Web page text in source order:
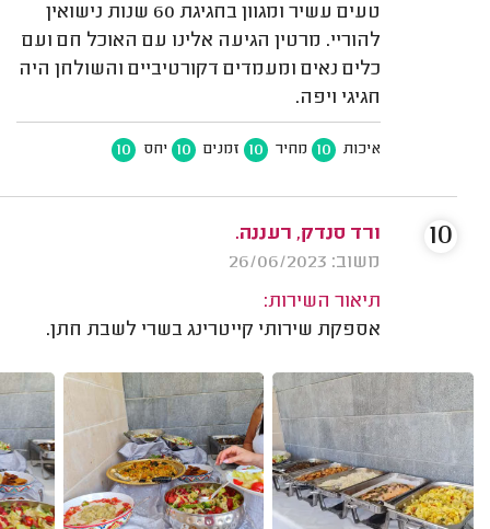
טעים עשיר ומגוון בחגיגת 60 שנות נישואין
להוריי. מרטין הגיעה אלינו עם האוכל חם ועם
כלים נאים ומעמדים דקורטיביים והשולחן היה
חגיגי ויפה.
איכות 10 מחיר 10 זמנים 10 יחס 10
ורד סנדק, רעננה.
משוב: 26/06/2023
תיאור השירות:
אספקת שירותי קייטרינג בשרי לשבת חתן.
10